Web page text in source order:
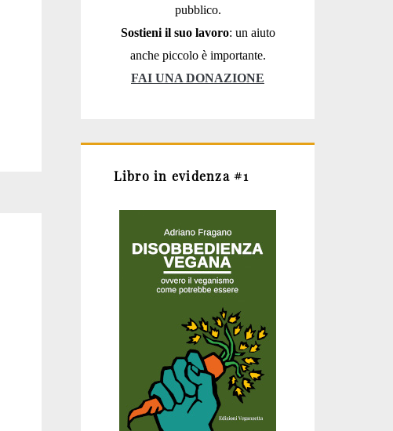
pubblico.
Sostieni il suo lavoro: un aiuto
anche piccolo è importante.
FAI UNA DONAZIONE
Libro in evidenza #1